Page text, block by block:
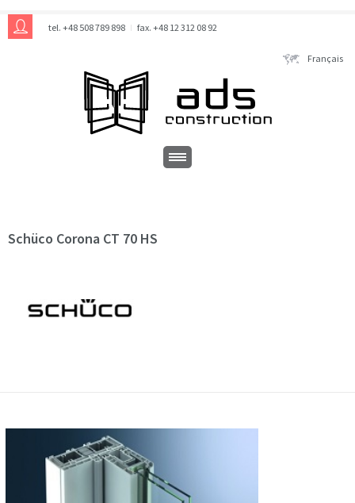
tel. +48 508 789 898 fax. +48 12 312 08 92
Français
Schüco Corona CT 70 HS